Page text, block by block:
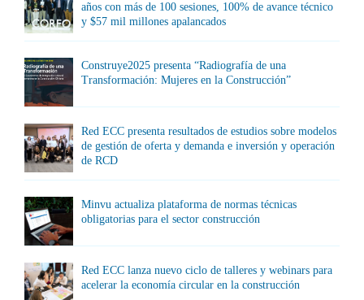
años con más de 100 sesiones, 100% de avance técnico
y $57 mil millones apalancados
Construye2025 presenta “Radiografía de una
Transformación: Mujeres en la Construcción”
Red ECC presenta resultados de estudios sobre modelos
de gestión de oferta y demanda e inversión y operación
de RCD
Minvu actualiza plataforma de normas técnicas
obligatorias para el sector construcción
Red ECC lanza nuevo ciclo de talleres y webinars para
acelerar la economía circular en la construcción